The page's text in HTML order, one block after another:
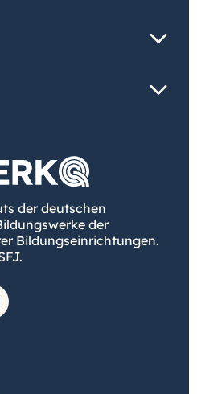
der deutschen
der
Bildungseinrichtungen.